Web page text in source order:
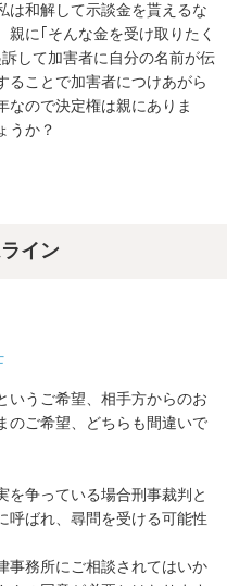
は和解して示談金を貰えるな
に｢そんな金を受け取りたく
して加害者に自分の名前が伝
ることで加害者につけあがら
なので決定権は親にありま
うか？
イン
いうご希望、相手方からのお
のご希望、どちらも間違いで
を争っている場合刑事裁判と
呼ばれ、尋問を受ける可能性
事務所にご相談されてはいか